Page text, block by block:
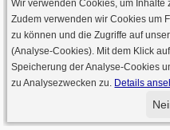
· Serverversion: 2026
Online Skat
Wir verwenden Cookies, um
Zudem verwenden wir Cookies um
zu können und die Zugriffe auf
(Analyse-Cookies). Mit dem Klick
Speicherung der Analyse-Cookies
zu Analysezwecken zu. Details